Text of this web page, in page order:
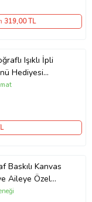
319,00 TL
Işıklı İpli
Hediyesi
Baskılı Kanvas
Aileye Özel